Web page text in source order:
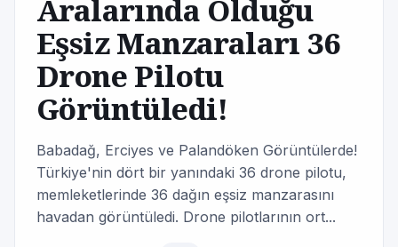
Aralarında Olduğu
Eşsiz Manzaraları 36
Drone Pilotu
Görüntüledi!
Babadağ, Erciyes ve Palandöken Görüntülerde!
Türkiye'nin dört bir yanındaki 36 drone pilotu,
memleketlerinde 36 dağın eşsiz manzarasını
havadan görüntüledi. Drone pilotlarının ort...